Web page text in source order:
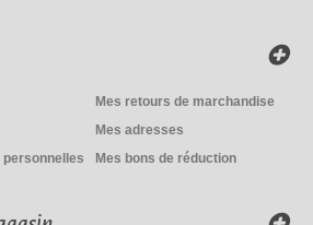
Mes retours de marchandise
Mes adresses
personnelles
Mes bons de réduction